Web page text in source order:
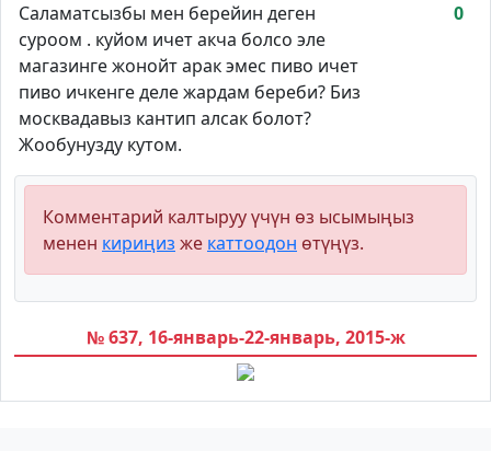
Саламатсызбы мен берейин деген
суроом . куйом ичет акча болсо эле
магазинге жонойт арак эмес пиво ичет
пиво ичкенге деле жардам береби? Биз
москвадавыз кантип алсак болот?
Жообунузду кутом.
0
Комментарий калтыруу үчүн өз ысымыңыз
менен кириңиз же каттоодон өтүңүз.
№ 637, 16-январь-22-январь, 2015-ж